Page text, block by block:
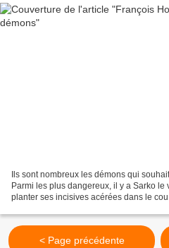
Ils sont nombreux les démons qui
Parmi les plus dangereux, il y a Sarko
planter ses incisives acérées dans le
< Page précédente